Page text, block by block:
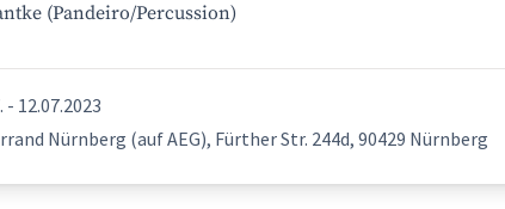
(Pandeiro/Percussion)
- 12.07.2023
Nürnberg (auf AEG), Fürther Str. 244d, 90429 Nürnberg